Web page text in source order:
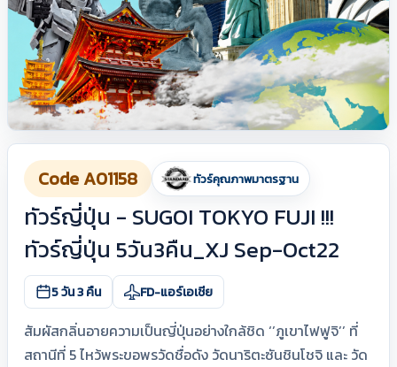
Code A01158 ทัวร์คุณภาพมาตรฐาน
ทัวร์ญี่ปุ่น - SUGOI TOKYO FUJI !!!
ทัวร์ญี่ปุ่น 5วัน3คืน_XJ Sep-Oct22
5 วัน 3 คืน FD-แอร์เอเชีย
สัมผัสกลิ่นอายความเป็นญี่ปุ่นอย่างใกล้ชิด ‘’ภูเขาไฟฟูจิ’’ ที่
สถานีที่ 5 ไหว้พระขอพรวัดชื่อดัง วัดนาริตะซันชินโชจิ และ วัด